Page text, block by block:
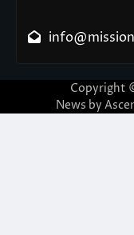
Copyright
News by